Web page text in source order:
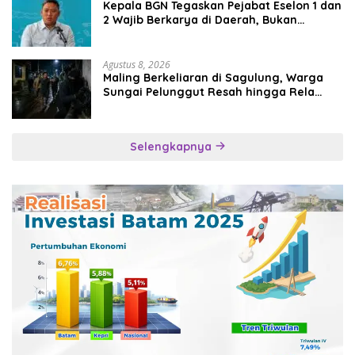
Kepala BGN Tegaskan Pejabat Eselon 1 dan
2 Wajib Berkarya di Daerah, Bukan
Agustus 8, 2026
Maling Berkeliaran di Sagulung, Warga
Sungai Pelunggut Resah hingga Rela
Selengkapnya